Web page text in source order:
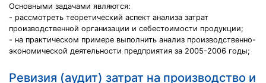
Основными задачами являются:
- рассмотреть теоретический аспект анализа затрат
производственной организации и себестоимости продукции;
- на практическом примере выполнить анализ производственно-
экономической деятельности предприятия за 2005-2006 годы;
Ревизия (аудит) затрат на производство и